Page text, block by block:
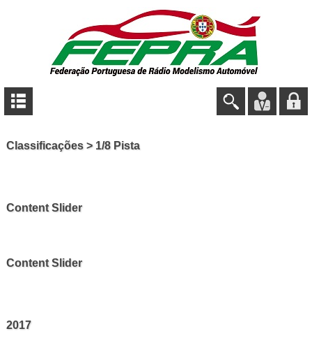
Classificações > 1/8 Pista
Content Slider
Content Slider
2017